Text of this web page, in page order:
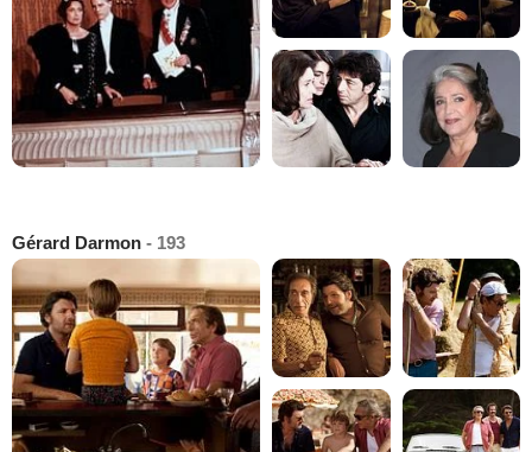
Gérard Darmon - 193